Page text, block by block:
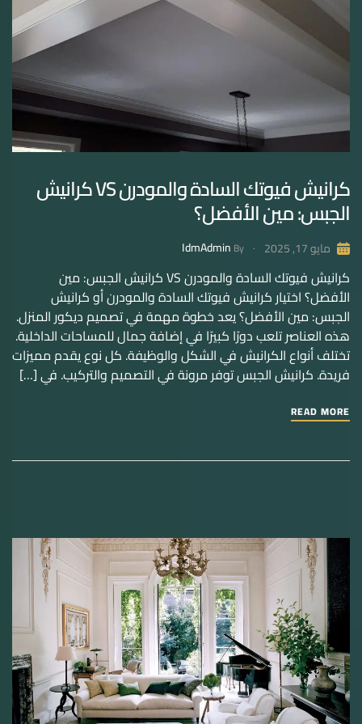
كرانيش فيوتك السادة والمودرن VS كرانيش
الجبس: مين الأفضل؟
مايو 17, 2025 By
IdmAdmin
كرانيش فيوتك السادة والمودرن VS كرانيش الجبس: مين
الأفضل؟ اختيار كرانيش فيوتك السادة والمودرن أو كرانيش
الجبس: مين الأفضل؟ يعد خطوة مهمة في تصميم ديكور المنزل.
هذه العناصر تلعب دورًا كبيرًا في إضافة جمال للمساحات الداخلية.
تختلف أنواع الكرانيش في الشكل والوظيفة. كل نوع يقدم مميزات
فريدة. كرانيش الجبس توفر مرونة في التصميم والتركيب. في […]
READ MORE